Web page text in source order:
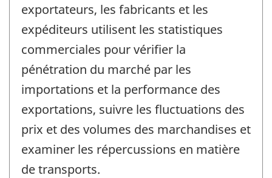
exportateurs, les fabricants et les
expéditeurs utilisent les statistiques
commerciales pour vérifier la
pénétration du marché par les
importations et la performance des
exportations, suivre les fluctuations des
prix et des volumes des marchandises et
examiner les répercussions en matière
de transports.